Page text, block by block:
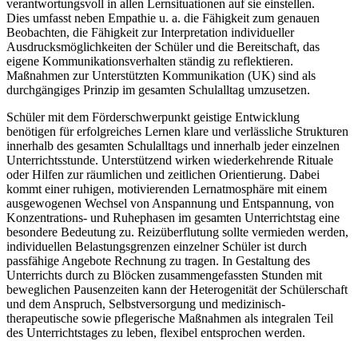
verantwortungsvoll in allen Lernsituationen auf sie einstellen.
Dies umfasst neben Empathie u. a. die Fähigkeit zum genauen
Beobachten, die Fähigkeit zur Interpretation individueller
Ausdrucksmöglichkeiten der Schüler und die Bereitschaft, das
eigene Kommunikationsverhalten ständig zu reflektieren.
Maßnahmen zur Unterstützten Kommunikation (UK) sind als
durchgängiges Prinzip im gesamten Schulalltag umzusetzen.
Schüler mit dem Förderschwerpunkt geistige Entwicklung
benötigen für erfolgreiches Lernen klare und verlässliche Strukturen
innerhalb des gesamten Schulalltags und innerhalb jeder einzelnen
Unterrichtsstunde. Unterstützend wirken wiederkehrende Rituale
oder Hilfen zur räumlichen und zeitlichen Orientierung. Dabei
kommt einer ruhigen, motivierenden Lernatmosphäre mit einem
ausgewogenen Wechsel von Anspannung und Entspannung, von
Konzentrations- und Ruhephasen im gesamten Unterrichtstag eine
besondere Bedeutung zu. Reizüberflutung sollte vermieden werden,
individuellen Belastungsgrenzen einzelner Schüler ist durch
passfähige Angebote Rechnung zu tragen. In Gestaltung des
Unterrichts durch zu Blöcken zusammengefassten Stunden mit
beweglichen Pausenzeiten kann der Heterogenität der Schülerschaft
und dem Anspruch, Selbstversorgung und medizinisch-
therapeutische sowie pflegerische Maßnahmen als integralen Teil
des Unterrichtstages zu leben, flexibel entsprochen werden.